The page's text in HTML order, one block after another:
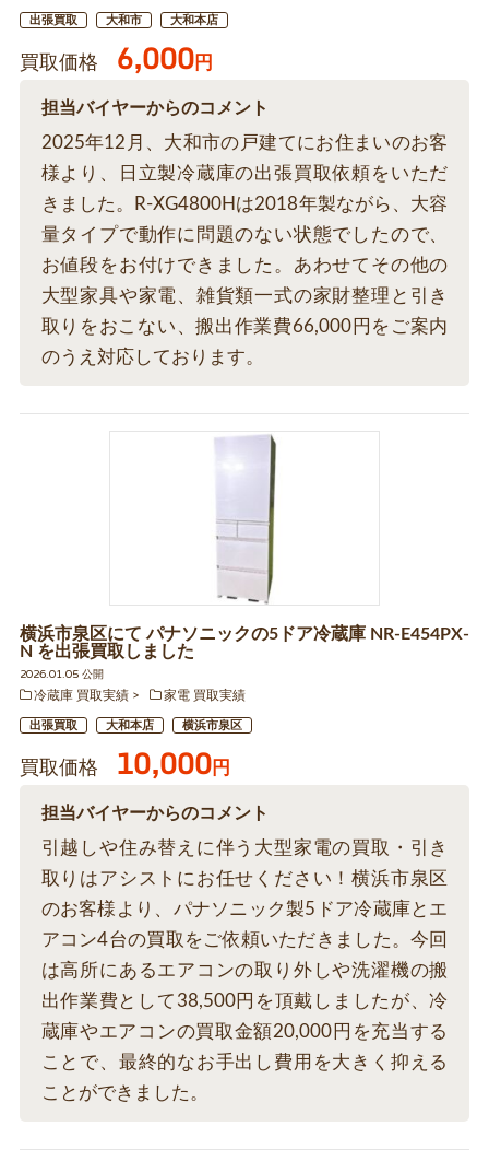
出張買取 大和市 大和本店
買取価格 6,000円
担当バイヤーからのコメント
2025年12月、大和市の戸建てにお住まいのお客
様より、日立製冷蔵庫の出張買取依頼をいただ
きました。R-XG4800Hは2018年製ながら、大容
量タイプで動作に問題のない状態でしたので、
お値段をお付けできました。あわせてその他の
大型家具や家電、雑貨類一式の家財整理と引き
取りをおこない、搬出作業費66,000円をご案内
のうえ対応しております。
横浜市泉区にて パナソニックの5ドア冷蔵庫 NR-E454PX-
N を出張買取しました
2026.01.05 公開
冷蔵庫 買取実績
家電 買取実績
出張買取 大和本店 横浜市泉区
買取価格 10,000円
担当バイヤーからのコメント
引越しや住み替えに伴う大型家電の買取・引き
取りはアシストにお任せください！横浜市泉区
のお客様より、パナソニック製5ドア冷蔵庫とエ
アコン4台の買取をご依頼いただきました。今回
は高所にあるエアコンの取り外しや洗濯機の搬
出作業費として38,500円を頂戴しましたが、冷
蔵庫やエアコンの買取金額20,000円を充当する
ことで、最終的なお手出し費用を大きく抑える
ことができました。